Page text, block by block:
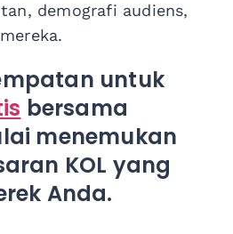
demografi audiens,
untuk
bersama
menemukan
KOL yang
Anda.